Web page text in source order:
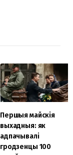
Першыя майскія
выхадныя: як
адпачывалі
гродзенцы 100